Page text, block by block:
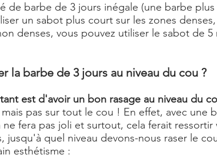
barbe de 3 jours inégale (une barbe plus
un sabot plus court sur les zones
denses, vous pouvez utiliser le sabot de
la barbe de 3 jours au niveau du cou ?
est d'avoir un bon rasage au niveau du
pas sur tout le cou ! En effet, avec une
fera pas joli et surtout, cela ferait
quel niveau devons-nous raser le
esthétisme :